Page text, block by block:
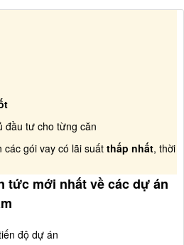
đầu tư cho từng căn
gói vay có lãi suất thấp nhất, thời
mới nhất về các dự án
độ dự án